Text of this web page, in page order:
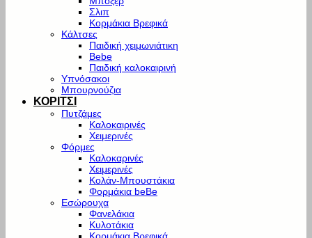
Σλιπ
Κορμάκια Βρεφικά
Κάλτσες
Παιδική χειμωνιάτικη
Bebe
Παιδική καλοκαιρινή
Υπνόσακοι
Μπουρνούζια
ΚΟΡΙΤΣΙ
Πυτζάμες
Καλοκαιρινές
Χειμερινές
Φόρμες
Καλοκαρινές
Χειμερινές
Κολάν-Μπουστάκια
Φορμάκια beBe
Εσώρουχα
Φανελάκια
Κυλοτάκια